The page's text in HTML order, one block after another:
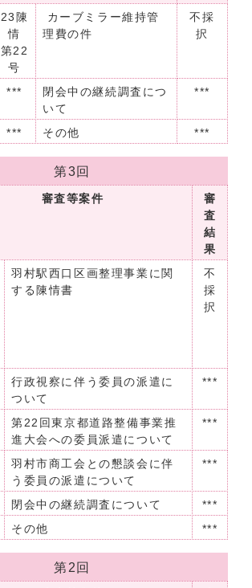
23陳
情
第22
号
カーブミラー維持管
理費の件
不採
択
***
閉会中の継続調査につ
いて
***
*** その他 ***
第3回
審査等案件
審
査
結
果
羽村駅西口区画整理事業に関
する陳情書
不
採
択
行政視察に伴う委員の派遣に
ついて
***
第22回東京都道路整備事業推
進大会への委員派遣について
***
羽村市商工会との懇談会に伴
う委員の派遣について
***
閉会中の継続調査について
***
その他 ***
第2回